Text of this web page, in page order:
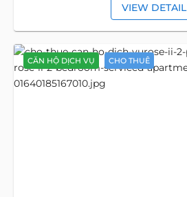
VIEW DETAIL
CĂN HỘ DỊCH VỤ CHO THUÊ